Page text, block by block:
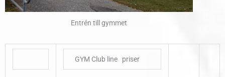
Entrén till gymmet
GYM Club line priser